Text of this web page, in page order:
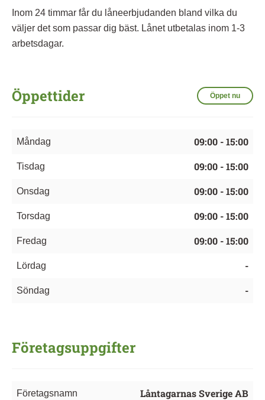
Inom 24 timmar får du låneerbjudanden bland vilka du
väljer det som passar dig bäst. Lånet utbetalas inom 1-3
arbetsdagar.
Öppettider Öppet nu
Måndag 09:00 - 15:00
Tisdag 09:00 - 15:00
Onsdag 09:00 - 15:00
Torsdag 09:00 - 15:00
Fredag 09:00 - 15:00
Lördag -
Söndag -
Företagsuppgifter
Företagsnamn Låntagarnas Sverige AB